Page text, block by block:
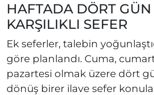
HAFTADA DÖRT GÜN
KARŞILIKLI SEFER
Ek seferler, talebin
göre planlandı. Cuma,
pazartesi olmak üzere dört
dönüş birer ilave sefer